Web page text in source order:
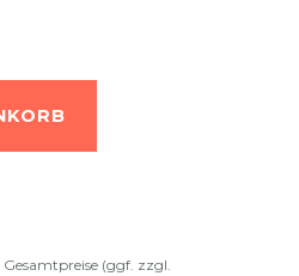
(ggf. zzgl.